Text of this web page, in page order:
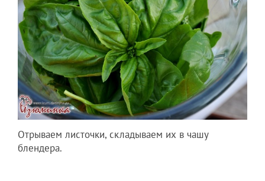
Отрываем листочки, складываем их в чашу
блендера.